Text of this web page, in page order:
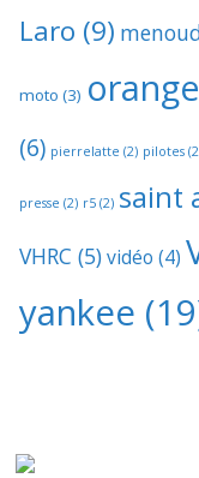
Laro (9)
moto (3) orange
(6) pierrelatte (2) pilotes
presse (2) r5 (2) saint
VHRC (5)vidéo (4)
yankee